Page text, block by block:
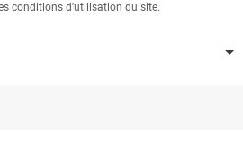
conditions d'utilisation du site.